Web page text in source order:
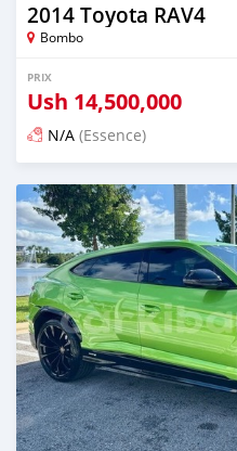
2014 Toyota RAV4
Bombo
PRIX
Ush 14,500,000
N/A (Essence)
Publié il y a 4 mois